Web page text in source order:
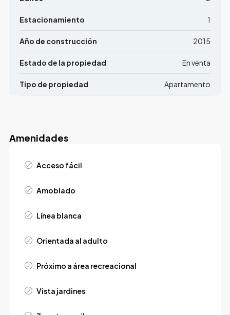
Estacionamiento 1
Año de construcción 2015
Estado de la propiedad En venta
Tipo de propiedad Apartamento
Amenidades
Acceso fácil
Amoblado
Línea blanca
Orientada al adulto
Próximo a área recreacional
Vista jardines